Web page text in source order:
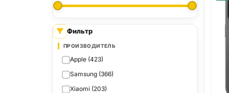
Фильтр
ПРОИЗВОДИТЕЛЬ
Apple (423)
Samsung (366)
Xiaomi (203)